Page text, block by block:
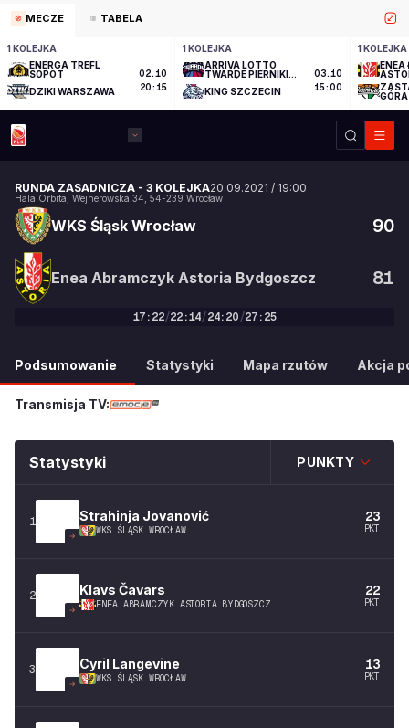
MECZE TABELA
1 KOLEJKA
ENERGA TREFL
SOPOT
DZIKI WARSZAWA
02.10
20:15
1 KOLEJKA
ARRIVA LOTTO
TWARDE PIERNIKI
KING SZCZECIN
03.10
15:00
1 KOLEJKA
ENEA
GÓRA
RUNDA ZASADNICZA - 3 KOLEJKA20.09.2021 / 19:00
Hala Orbita Wejherowska 34 54-239 Wrocław
WKS Śląsk Wrocław 90
81
Enea Abramczyk Astoria Bydgoszcz
17 : 22/22:14/24: 20 /27 : 25
90:81
Podsumowanie Statystyki Mapa rzutów Akcja
Transmisja TV:
Statystyki PUNKTY
1 Strahinja Jovanović
WKS ŚLĄSK WROCŁAW
23
PKT
2 Klavs Čavars
ENEA ABRAMCZYK ASTORIA BYDGOSZCZ
22
PKT
3 Cyril Langevine
WKS ŚLĄSK WROCŁAW
13
PKT